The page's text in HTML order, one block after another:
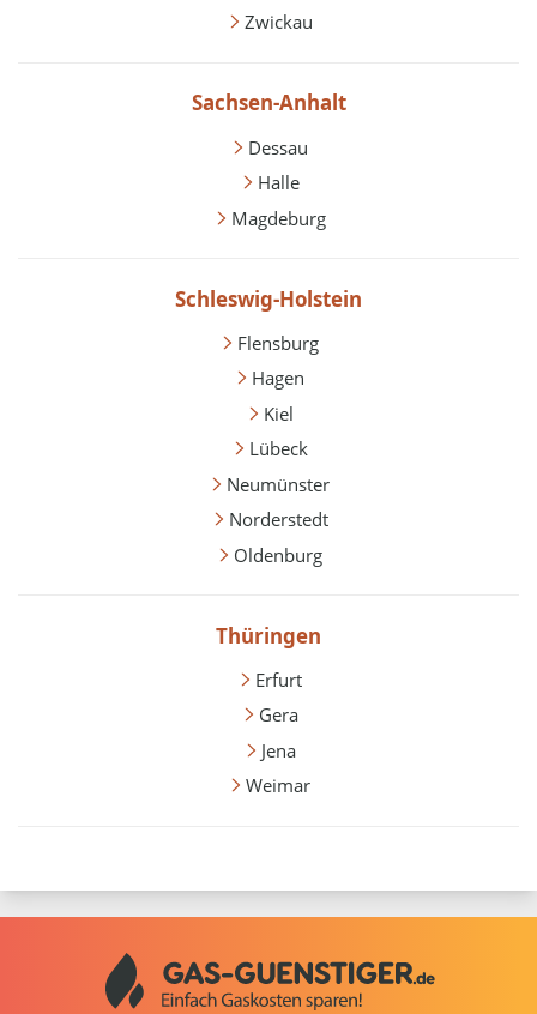
Zwickau
Sachsen-Anhalt
Dessau
Halle
Magdeburg
Schleswig-Holstein
Flensburg
Hagen
Kiel
Lübeck
Neumünster
Norderstedt
Oldenburg
Thüringen
Erfurt
Gera
Jena
Weimar